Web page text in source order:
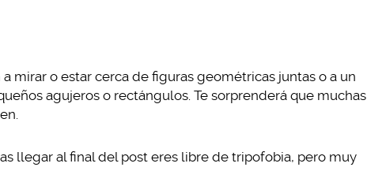
mirar o estar cerca de figuras geométricas juntas o a un
agujeros o rectángulos. Te sorprenderá que muchas
llegar al final del post eres libre de tripofobia, pero muy